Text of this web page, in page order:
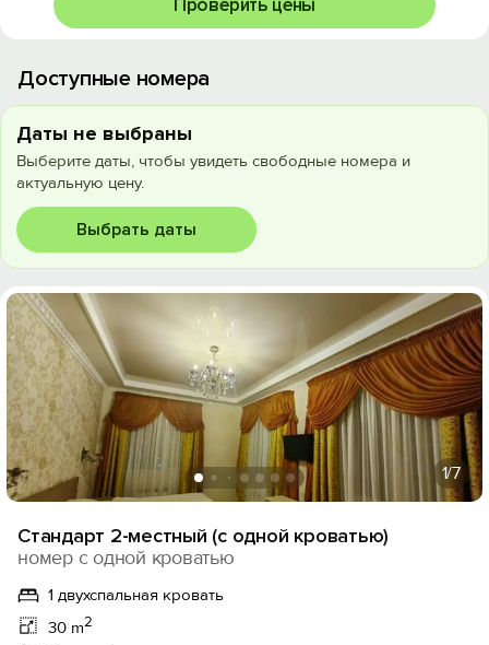
Проверить цены
Доступные номера
Даты не выбраны
Выберите даты, чтобы увидеть свободные номера и
актуальную цену.
Выбрать даты
1/7
Стандарт 2-местный (с одной кроватью)
номер с одной кроватью
1 двухспальная кровать
30 m2